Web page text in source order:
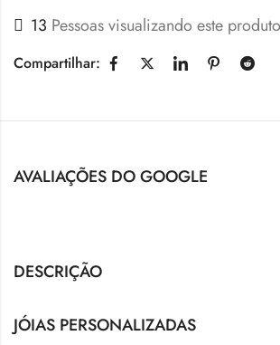
13 Pessoas visualizando este
Compartilhar:
AVALIAÇÕES DO GOOGLE
DESCRIÇÃO
JÓIAS PERSONALIZADAS